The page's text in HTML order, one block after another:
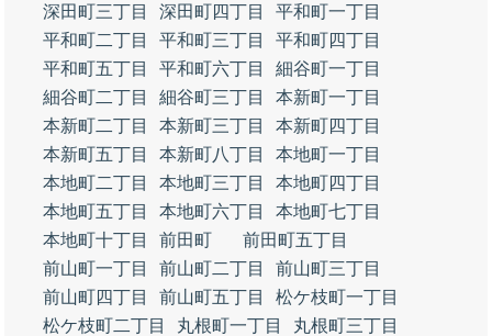
深田町三丁目
深田町四丁目
平和町一丁目
平和町二丁目
平和町三丁目
平和町四丁目
平和町五丁目
平和町六丁目
細谷町一丁目
細谷町二丁目
細谷町三丁目
本新町一丁目
本新町二丁目
本新町三丁目
本新町四丁目
本新町五丁目
本新町八丁目
本地町一丁目
本地町二丁目
本地町三丁目
本地町四丁目
本地町五丁目
本地町六丁目
本地町七丁目
本地町十丁目
前田町
前田町五丁目
前山町一丁目
前山町二丁目
前山町三丁目
前山町四丁目
前山町五丁目
松ケ枝町一丁目
松ケ枝町二丁目
丸根町一丁目
丸根町三丁目